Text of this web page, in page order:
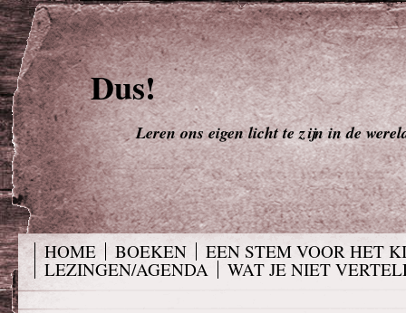
Dus!
Leren ons eigen licht te zijn in de
HOME BOEKEN
EEN STEM VOOR HET
LEZINGEN/AGENDA
WAT JE NIET